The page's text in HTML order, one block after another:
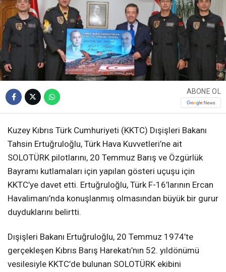
ABONE OL
Kuzey Kıbrıs Türk Cumhuriyeti (KKTC) Dışişleri Bakanı
Tahsin Ertuğruloğlu, Türk Hava Kuvvetleri’ne ait
SOLOTÜRK pilotlarını, 20 Temmuz Barış ve Özgürlük
Bayramı kutlamaları için yapılan gösteri uçuşu için
KKTC’ye davet etti. Ertuğruloğlu, Türk F-16’larının Ercan
Havalimanı’nda konuşlanmış olmasından büyük bir gurur
duyduklarını belirtti.
Dışişleri Bakanı Ertuğruloğlu, 20 Temmuz 1974’te
gerçekleşen Kıbrıs Barış Harekatı’nın 52. yıldönümü
vesilesiyle KKTC’de bulunan SOLOTÜRK ekibini